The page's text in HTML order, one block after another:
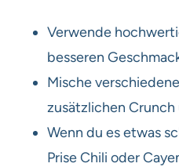
Verwende
besseren
Mische
zusätzlichen
Wenn du es etwas
Prise Chili oder